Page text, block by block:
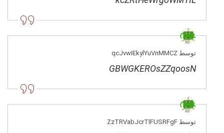
توسط qcJvwIEkylYuVnMMCZ
GBWGKEROsZZqoosN
توسط ZzTRVabJcrTlFUSRFgF